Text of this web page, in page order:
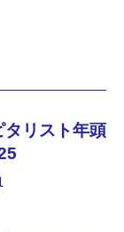
タリスト年頭